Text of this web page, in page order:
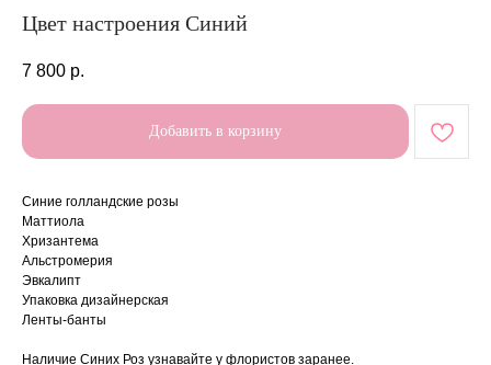
Цвет настроения Синий
7 800 р.
Добавить в корзину
Синие голландские розы
Маттиола
Хризантема
Альстромерия
Эвкалипт
Упаковка дизайнерская
Ленты-банты
Наличие Синих Роз узнавайте у флористов заранее.